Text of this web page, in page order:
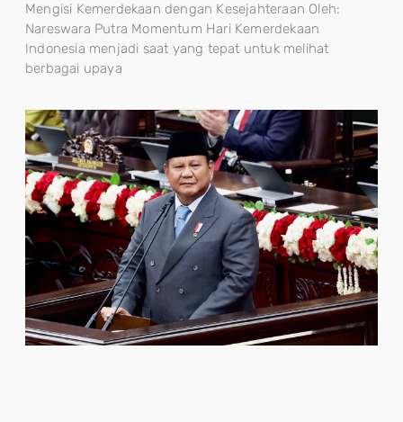
Mengisi Kemerdekaan dengan Kesejahteraan Oleh:
Nareswara Putra Momentum Hari Kemerdekaan
Indonesia menjadi saat yang tepat untuk melihat
berbagai upaya